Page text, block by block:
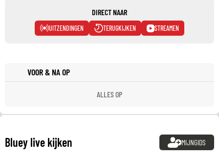
DIRECT NAAR
UITZENDINGEN TERUGKIJKEN STREAMEN
VOOR & NA OP
ALLES OP
Bluey live kijken MIJNGIDS